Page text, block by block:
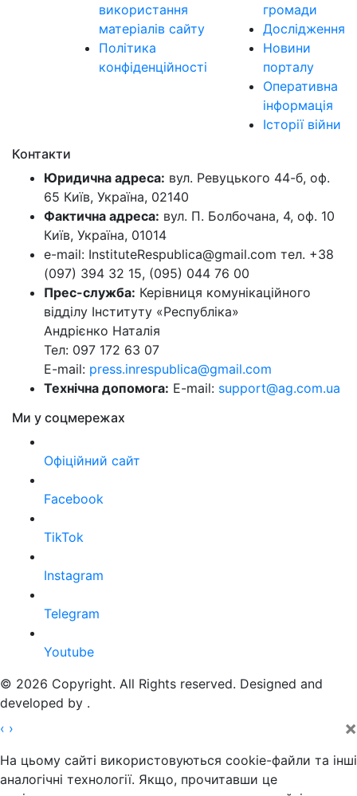
використання
матеріалів сайту
Політика
конфіденційності
громади
Дослідження
Новини
порталу
Оперативна
інформація
Історії війни
Контакти
Юридична адреса: вул. Ревуцького 44-б, оф.
65 Київ, Україна, 02140
Фактична адреса: вул. П. Болбочана, 4, оф. 10
Київ, Україна, 01014
e-mail: InstituteRespublica@gmail.com тел. +38
(097) 394 32 15, (095) 044 76 00
Прес-служба: Керівниця комунікаційного
відділу Інституту «Республіка»
Андрієнко Наталія
Тел: 097 172 63 07
E-mail: press.inrespublica@gmail.com
Технічна допомога: E-mail: support@ag.com.ua
Ми у соцмережах
Офіційний сайт
Facebook
TikTok
Instagram
Telegram
Youtube
© 2026 Copyright. All Rights reserved. Designed and
developed by .
‹ › ×
На цьому сайті використовуються cookie-файли та інші
аналогічні технології. Якщо, прочитавши це